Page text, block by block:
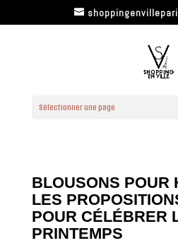
Sélectionner une page
BLOUSONS POUR
LES
POUR CÉLÉBRER
PRINTEMPS